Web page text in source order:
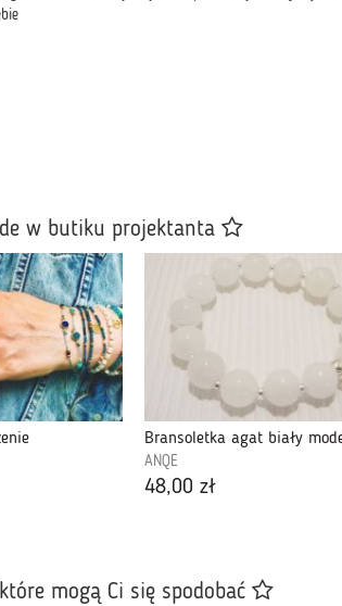
w butiku projektanta
Bransoletka agat biały
ANQE
48,00 zł
mogą Ci się spodobać